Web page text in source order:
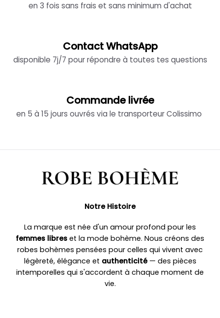
en 3 fois sans frais et sans minimum d'achat
Contact WhatsApp
disponible 7j/7 pour répondre à toutes tes questions
Commande livrée
en 5 à 15 jours ouvrés via le transporteur Colissimo
Notre Histoire
La marque est née d'un amour profond pour les
femmes libres et la mode bohème. Nous créons des
robes bohèmes pensées pour celles qui vivent avec
légèreté, élégance et authenticité— des pièces
intemporelles qui s'accordent à chaque moment de
vie.